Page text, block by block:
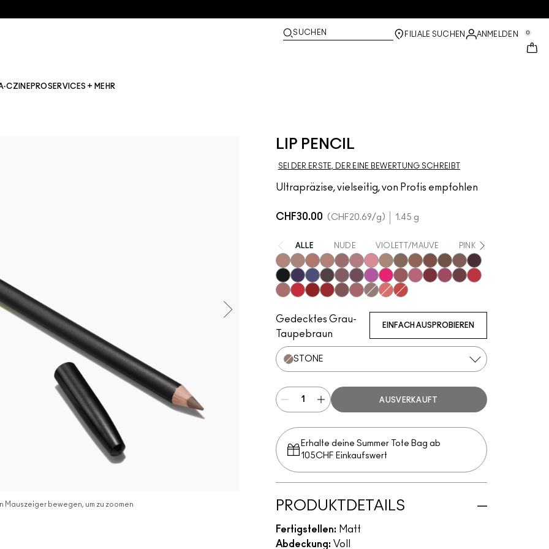
SUCHEN FILIALE SUCHEN ANMELDEN 0
PROSERVICES + MEHR
LIP PENCIL
SEI DER ERSTE, DER EINE BEWERTUNG SCHREIBT
Ultrapräzise, vielseitig, von Profis empfohlen
Mauszeiger bewegen, um zu zoomen
CHF30.00 CHF20.69/g 1.45 g
ALLE NUDE VIOLETT/MAUVE PINK
Subculture
Stripdown
Boldly Bare
SpiceWhirlDervish
Edge To Edge
OakCorkCool Spice
Beige-Turner
Greige
Chestnut
Root For Me!
Caviar
Grape Expectations
Cyber World
Nightmoth
PlumVinoMagenta
Talking Points
Sweet Talk
Soar
Gedecktes Grau-
Taupebraun
EINFACH AUSPROBIEREN
STONE
AUSVERKAUFT
Erhalte deine Summer Tote Bag ab
105CHF Einkaufswert​
PRODUKTDETAILS
Fertigstellen: Matt
Abdeckung: Voll